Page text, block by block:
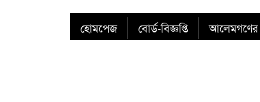
হোমপেজ বোর্ড-বিজ্ঞপ্তি আলেমগণের